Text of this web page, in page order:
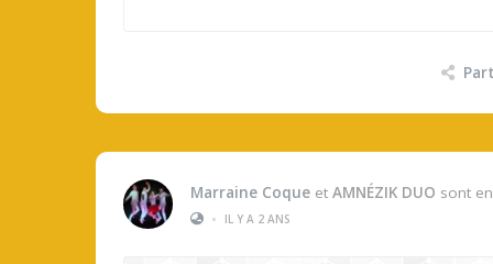
Marraine Coque et AMNÉZIK DUO sont
•
IL Y A 2 ANS